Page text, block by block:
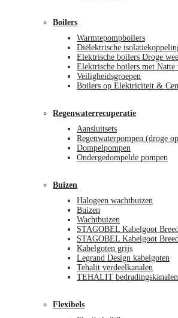
Boilers
Warmtepompboilers
Diëlektrische
Elektrische boilers Droge
Elektrische boilers met Natte
Veiligheidsgroepen
Boilers op Elektriciteit &
Regenwaterrecuperatie
Aansluitsets
Regenwaterpompen (droge
Dompelpompen
Ondergedompelde pompen
Buizen
Halogeen wachtbuizen
Buizen
Wachtbuizen
STAGOBEL Kabelgoot
STAGOBEL Kabelgoot
Kabelgoten grijs
Legrand Design kabelgoten
Tehalit verdeelkanalen
TEHALIT bedradingskanalen
Flexibels